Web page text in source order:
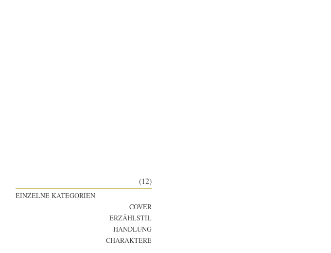
(12)
EINZELNE KATEGORIEN
COVER
ERZÄHLSTIL
HANDLUNG
CHARAKTERE